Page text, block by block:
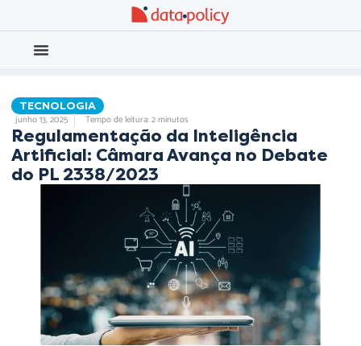
TECNOLOGIA
junho 13, 2025 Tempo de leitura: 2 minutos
Regulamentação da Inteligência
Artificial: Câmara Avança no Debate
do PL 2338/2023